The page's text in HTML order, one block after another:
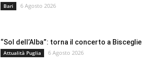
Bari 6 Agosto 2026
“Sol dell’Alba”: torna il concerto a Bisceglie
Attualità Puglia 6 Agosto 2026